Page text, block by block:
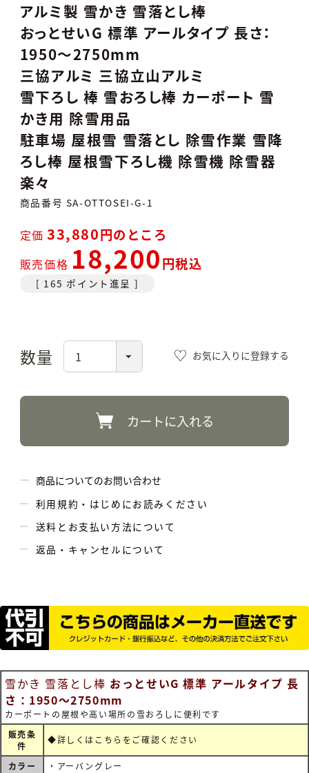
アルミ製 雪かき 雪落とし棒
おっとせいG 標準 アールタイプ 長さ：
1950～2750mm
三協アルミ 三協立山アルミ
雪下ろし 棒 雪おろし棒 カーポート 雪
かき用 除雪用品
駐車場 屋根雪 雪落とし 除雪作業 雪降
ろし棒 屋根雪下ろし機 除雪機 除雪器
楽々
商品番号 SA-OTTOSEI-G-1
定価 33,880 のところ
販売価格 18,200 税込
[ 165 ポイント進呈 ]
お気に入りに登録する
カートに入れる
商品についてのお問い合わせ
利用規約・はじめにお読みください
送料とお支払い方法について
返品・キャンセルについて
雪かき 雪落とし棒 おっとせいG 標準 アールタイプ 長
さ：1950～2750mm
カーポートの屋根や高い場所の雪おろしに便利です
販売条
件
◆詳しくは こちらをご確認ください
カラー ・アーバングレー